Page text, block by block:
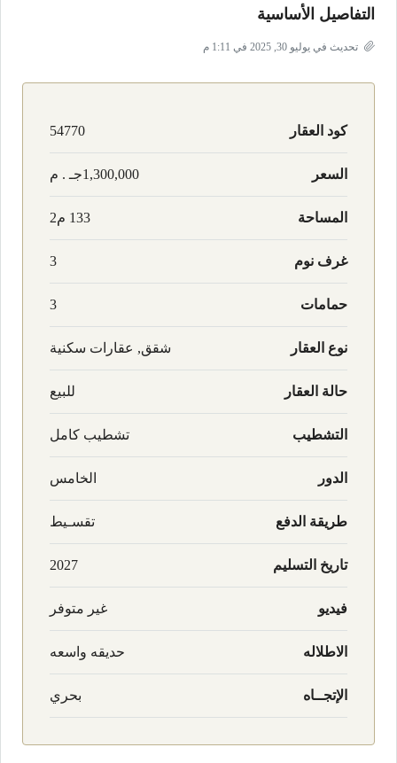
التفاصيل الأساسية
تحديث في يوليو 30, 2025 في 1:11 م
كود العقار 54770
السعر 1,300,000جـ . م
المساحة 133 م2
غرف نوم 3
حمامات 3
نوع العقار شقق, عقارات سكنية
حالة العقار للبيع
التشطيب تشطيب كامل
الدور الخامس
طريقة الدفع تقسـيط
تاريخ التسليم 2027
فيديو غير متوفر
الاطلاله حديقه واسعه
الإتجــاه بحري